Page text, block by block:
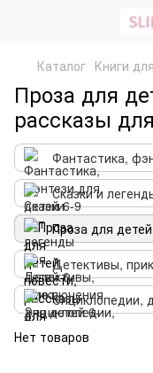
Каталог Книги
Проза для
рассказы
Фантастика,
Сказки и
Детективы,
Нет товаров